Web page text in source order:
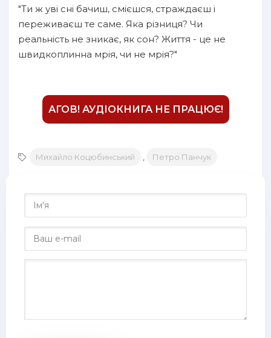
13
15
20
22
23
"Ти ж уві сні бачиш, смієшся, страждаєш і
переживаєш те саме. Яка різниця? Чи
реальність не зникає, як сон? Життя - це не
швидкоплинна мрія, чи не мрія?"
АГОВ! АУДІОКНИГА НЕ ПРАЦЮЄ!
Михайло Коцюбинський Петро Панчук